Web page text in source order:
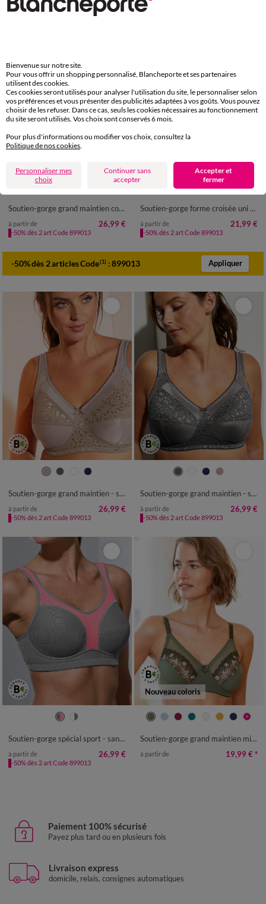
Soutien-gorge grand maintien coton - sans armatures
à partir de 26,99 €
-50% dès 2 art Code 899013
Soutien-gorge forme croisée uni brodé Olbia - sans armatures
à partir de 21,99 €
-50% dès 2 art Code 899013
-50% dès 2 articles Code(1) :899013 Appliquer
Soutien-gorge grand maintien - sans armatures
à partir de 26,99 €
-50% dès 2 art Code 899013
Soutien-gorge grand maintien - sans armatures
à partir de 26,99 €
-50% dès 2 art Code 899013
Soutien-gorge spécial sport - sans armatures
à partir de 26,99 €
-50% dès 2 art Code 899013
Nouveau coloris
Soutien-gorge grand maintien microfibre Caminata - sans armatures
à partir de 19,99 € *
Paiement 100% sécurisé
Payez plus tard ou en plusieurs fois
Livraison express
domicile, relais, consignes automatiques
Bienvenue sur notre site.
Pour vous offrir un shopping personnalisé, Blancheporte et ses partenaires
utilisent des cookies.
Ces cookies seront utilisés pour analyser l'utilisation du site, le personnaliser selon
vos préférences et vous présenter des publicités adaptées à vos goûts. Vous pouvez
choisir de les refuser. Dans ce cas, seuls les cookies nécessaires au fonctionnement
du site seront utilisés. Vos choix sont conservés 6 mois.
Pour plus d'informations ou modifier vos choix, consultez la
Politique de nos cookies
Personnaliser mes
choix
Continuer sans
accepter
Accepter et
fermer